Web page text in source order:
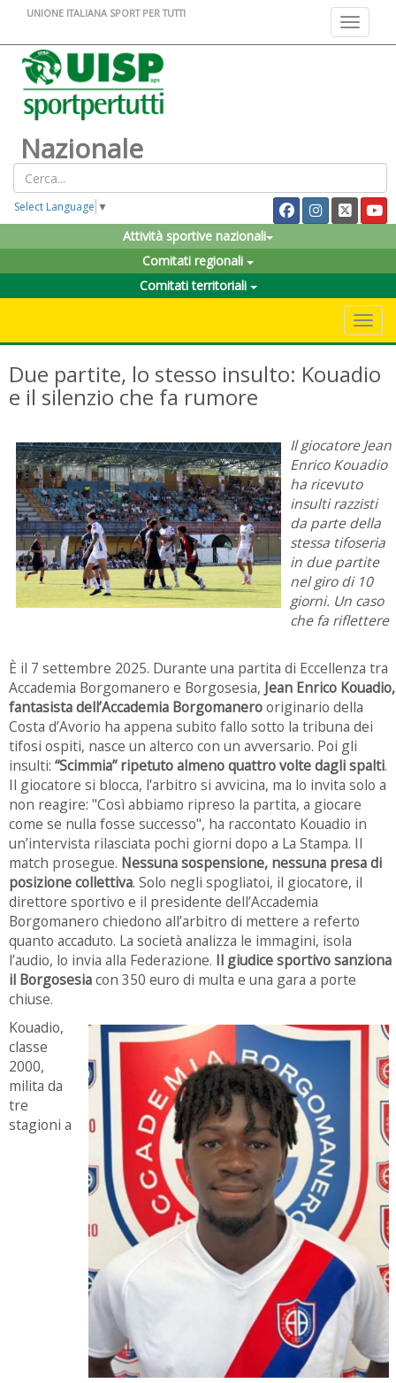
Toggle
UNIONE ITALIANA SPORT PER TUTTI
Nazionale
Select Language ▼
Attività sportive nazionali
Comitati regionali
Comitati territoriali
Due partite, lo stesso insulto: Kouadio
e il silenzio che fa rumore
Il giocatore Jean
Enrico Kouadio
ha ricevuto
insulti razzisti
da parte della
stessa tifoseria
in due partite
nel giro di 10
giorni. Un caso
che fa riflettere
È il 7 settembre 2025. Durante una partita di Eccellenza tra
Accademia Borgomanero e Borgosesia, Jean Enrico Kouadio,
fantasista dell’Accademia Borgomanerooriginario della
Costa d’Avorio ha appena subito fallo sotto la tribuna dei
tifosi ospiti, nasce un alterco con un avversario. Poi gli
insulti: “Scimmia” ripetuto almeno quattro volte dagli spalti.
Il giocatore si blocca, l'arbitro si avvicina, ma lo invita solo a
non reagire: "Così abbiamo ripreso la partita, a giocare
come se nulla fosse successo", ha raccontato Kouadio in
un’intervista rilasciata pochi giorni dopo a La Stampa. Il
match prosegue. Nessuna sospensione, nessuna presa di
posizione collettiva. Solo negli spogliatoi, il giocatore, il
direttore sportivo e il presidente dell’Accademia
Borgomanero chiedono all’arbitro di mettere a referto
quanto accaduto. La società analizza le immagini, isola
l’audio, lo invia alla Federazione. Il giudice sportivo sanziona
il Borgosesiacon 350 euro di multa e una gara a porte
chiuse.
Kouadio,
classe
2000,
milita da
tre
stagioni a